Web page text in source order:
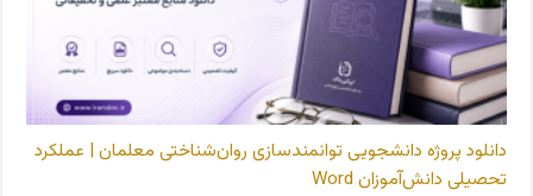
دانلود پروژه دانشجویی توانمندسازی روان‌شناختی معلمان | عملکرد
تحصیلی دانش‌آموزان Word